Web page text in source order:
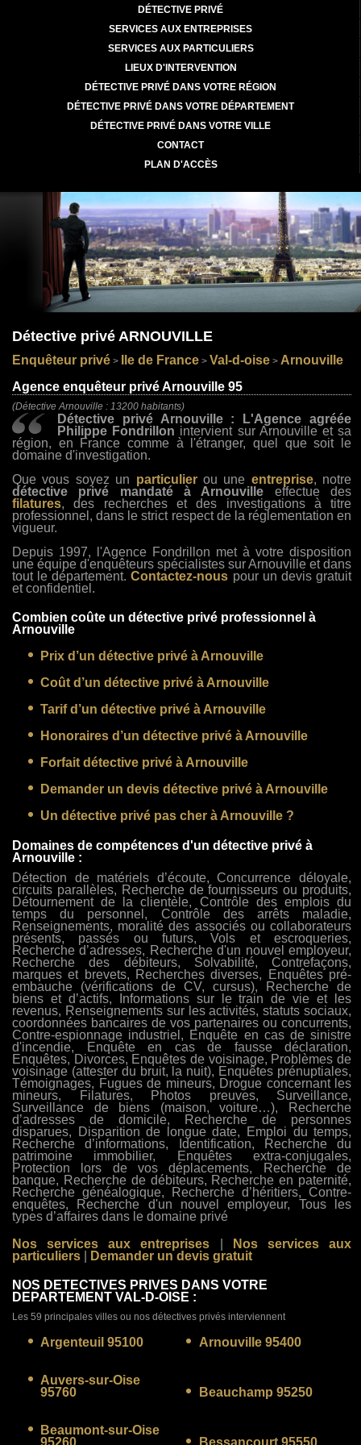
DÉTECTIVE PRIVÉ
SERVICES AUX ENTREPRISES
SERVICES AUX PARTICULIERS
LIEUX D'INTERVENTION
DÉTECTIVE PRIVÉ DANS VOTRE RÉGION
DÉTECTIVE PRIVÉ DANS VOTRE DÉPARTEMENT
DÉTECTIVE PRIVÉ DANS VOTRE VILLE
CONTACT
PLAN D'ACCÈS
Détective privé ARNOUVILLE
Enquêteur privé > Ile de France > Val-d-oise > Arnouville
Agence enquêteur privé Arnouville 95
(Détective Arnouville : 13200 habitants)
Détective privé Arnouville : L'Agence agréée
Philippe Fondrillon intervient sur Arnouville et sa
région, en France comme à l'étranger, quel que soit le
domaine d'investigation.
Que vous soyez un particulierou une entreprise, notre
détective privé mandaté à Arnouville effectue des
filatures, des recherches et des investigations à titre
professionnel, dans le strict respect de la réglementation en
vigueur.
Depuis 1997, l'Agence Fondrillon met à votre disposition
une équipe d'enquêteurs spécialistes sur Arnouville et dans
tout le département.Contactez-nous pour un devis gratuit
et confidentiel.
Combien coûte un détective privé professionnel à
Arnouville
Prix d’un détective privé à Arnouville
Coût d’un détective privé à Arnouville
Tarif d’un détective privé à Arnouville
Honoraires d’un détective privé à Arnouville
Forfait détective privé à Arnouville
Demander un devis détective privé à Arnouville
Un détective privé pas cher à Arnouville ?
Domaines de compétences d'un détective privé à
Arnouville :
Détection de matériels d’écoute, Concurrence déloyale,
circuits parallèles, Recherche de fournisseurs ou produits,
Détournement de la clientèle, Contrôle des emplois du
temps du personnel, Contrôle des arrêts maladie,
Renseignements, moralité des associés ou collaborateurs
présents, passés ou futurs, Vols et escroqueries,
Recherche d’adresses, Recherche d'un nouvel employeur,
Recherche des débiteurs, Solvabilité, Contrefaçons,
marques et brevets, Recherches diverses, Enquêtes pré-
embauche (vérifications de CV, cursus), Recherche de
biens et d’actifs, Informations sur le train de vie et les
revenus, Renseignements sur les activités, statuts sociaux,
coordonnées bancaires de vos partenaires ou concurrents,
Contre-espionnage industriel, Enquête en cas de sinistre
d'incendie, Enquête en cas de fausse déclaration,
Enquêtes, Divorces, Enquêtes de voisinage, Problèmes de
voisinage (attester du bruit, la nuit), Enquêtes prénuptiales,
Témoignages, Fugues de mineurs, Drogue concernant les
mineurs, Filatures, Photos preuves, Surveillance,
Surveillance de biens (maison, voiture…), Recherche
d’adresses de domicile, Recherche de personnes
disparues, Disparition de longue date, Emploi du temps,
Recherche d’informations, Identification, Recherche du
patrimoine immobilier, Enquêtes extra-conjugales,
Protection lors de vos déplacements, Recherche de
banque, Recherche de débiteurs, Recherche en paternité,
Recherche généalogique, Recherche d’héritiers, Contre-
enquêtes, Recherche d'un nouvel employeur, Tous les
types d’affaires dans le domaine privé
Nos services aux entreprises
Nos services aux
particuliers
Demander un devis gratuit
NOS DETECTIVES PRIVES DANS VOTRE
DEPARTEMENT VAL-D-OISE :
Les 59 principales villes ou nos détectives privés interviennent
Argenteuil 95100 Arnouville 95400
Auvers-sur-Oise
95760
Beauchamp 95250
Beaumont-sur-Oise
95260
Bessancourt 95550